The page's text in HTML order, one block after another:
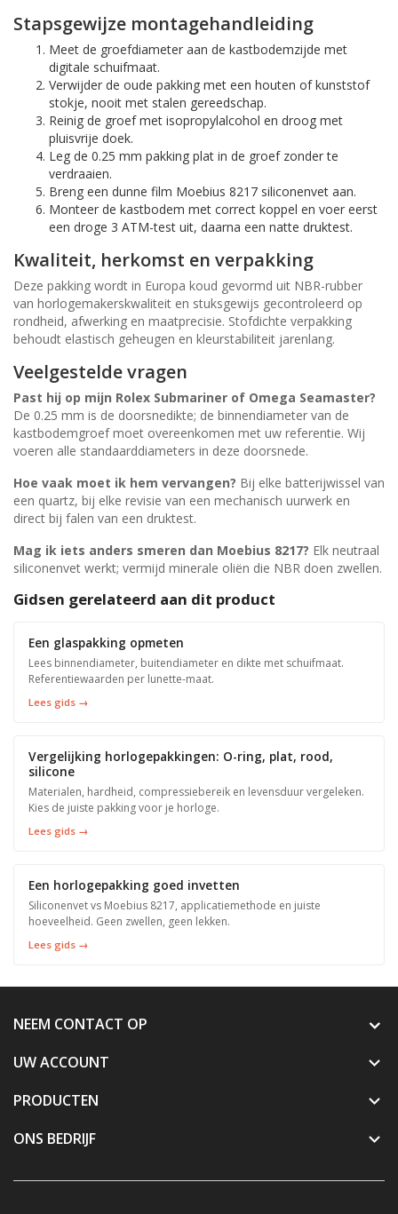
Stapsgewijze montagehandleiding
Meet de groefdiameter aan de kastbodemzijde met
digitale schuifmaat.
Verwijder de oude pakking met een houten of kunststof
stokje, nooit met stalen gereedschap.
Reinig de groef met isopropylalcohol en droog met
pluisvrije doek.
Leg de 0.25 mm pakking plat in de groef zonder te
verdraaien.
Breng een dunne film Moebius 8217 siliconenvet aan.
Monteer de kastbodem met correct koppel en voer eerst
een droge 3 ATM-test uit, daarna een natte druktest.
Kwaliteit, herkomst en verpakking
Deze pakking wordt in Europa koud gevormd uit NBR-rubber
van horlogemakerskwaliteit en stuksgewijs gecontroleerd op
rondheid, afwerking en maatprecisie. Stofdichte verpakking
behoudt elastisch geheugen en kleurstabiliteit jarenlang.
Veelgestelde vragen
Past hij op mijn Rolex Submariner of Omega Seamaster?
De 0.25 mm is de doorsnedikte; de binnendiameter van de
kastbodemgroef moet overeenkomen met uw referentie. Wij
voeren alle standaarddiameters in deze doorsnede.
Hoe vaak moet ik hem vervangen? Bij elke batterijwissel van
een quartz, bij elke revisie van een mechanisch uurwerk en
direct bij falen van een druktest.
Mag ik iets anders smeren dan Moebius 8217? Elk neutraal
siliconenvet werkt; vermijd minerale oliën die NBR doen zwellen.
Gidsen gerelateerd aan dit product
Een glaspakking opmeten
Lees binnendiameter, buitendiameter en dikte met schuifmaat.
Referentiewaarden per lunette-maat.
Lees gids →
Vergelijking horlogepakkingen: O-ring, plat, rood,
silicone
Materialen, hardheid, compressiebereik en levensduur vergeleken.
Kies de juiste pakking voor je horloge.
Lees gids →
Een horlogepakking goed invetten
Siliconenvet vs Moebius 8217, applicatiemethode en juiste
hoeveelheid. Geen zwellen, geen lekken.
Lees gids →
NEEM CONTACT OP
UW ACCOUNT

PRODUCTEN 
ONS BEDRIJF 